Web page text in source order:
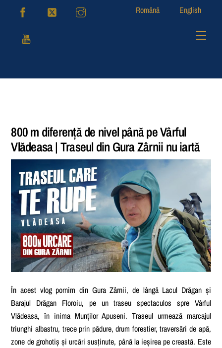
Română English
800 m diferență de nivel până pe Vârful
Vlădeasa | Traseul din Gura Zârnii nu iartă
În acest vlog pornim din Gura Zârnii, de lângă Lacul Drăgan și
Barajul Drăgan Floroiu, pe un traseu spectaculos spre Vârful
Vlădeasa, în inima Munților Apuseni. Traseul urmează marcajul
triunghi albastru, trece prin pădure, drum forestier, traversări de apă,
zone de grohotiș și urcări susținute, până la ieșirea pe creastă. Este